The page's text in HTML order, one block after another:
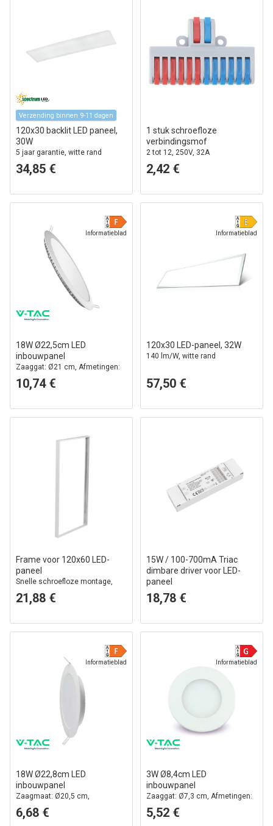
Verzending binnen 9-11 dagen
120x30 backlit LED paneel,
30W
5 jaar garantie, witte rand
34,85 €
1 stuk schroefloze
verbindingsmof
2 tot 12, 250V, 32A
2,42 €
Informatieblad
18W Ø22,5cm LED
inbouwpanel
Zaaggat: Ø21 cm, Afmetingen:
Ø22,5 cm
10,74 €
Informatieblad
120x30 LED-paneel, 32W
140 lm/W, witte rand
57,50 €
Frame voor 120x60 LED-
paneel
Snelle schroefloze montage,
witte rand
21,88 €
15W / 100-700mA Triac
dimbare driver voor LED-
paneel
9-42V
18,78 €
Informatieblad
18W Ø22,8cm LED
inbouwpanel
Zaagmaat: Ø20,5 cm,
Afmetingen: Ø22,8 cm
6,68 €
Informatieblad
3W Ø8,4cm LED
inbouwpanel
Zaaggat: Ø7,3 cm, Afmetingen:
Ø8,4 cm
5,52 €